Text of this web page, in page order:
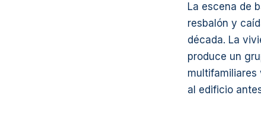
La escena de
resbalón y
década. La
produce un
multifamiliares
al edificio